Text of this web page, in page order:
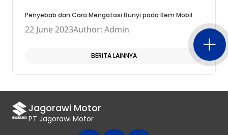
Penyebab dan Cara Mengatasi Bunyi pada Rem Mobil
22 June 2023Author: Admin
BERITA LAINNYA
Jagorawi Motor
PT Jagorawi Motor